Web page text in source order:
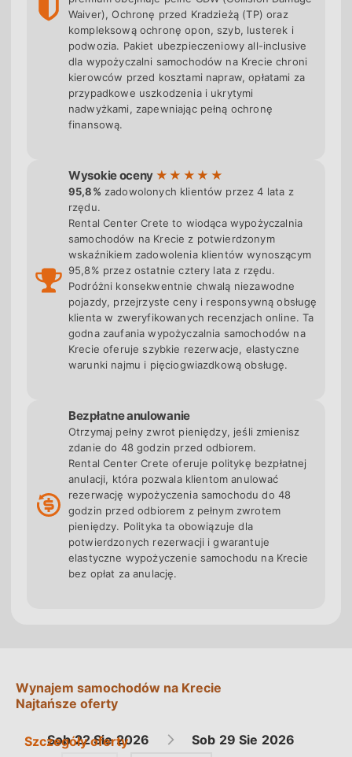
własnego auta. Skorzystaj z opcji „Zapłać później,
zarezerwuj teraz" - rezerwacja bez płatności z góry.
Rental Center Crete to lokalna wypożyczalnia z
siedzibą w Heraklionie - działamy nieprzerwanie
1975 roku(50+ lat doświadczenia), posiadamy
licencję Greckiej Organizacji Turystycznej (GNTO nr
pojazdówna całej Krecie: od ekonomicznych
hatchbacków (Toyota Aygo, Hyundai i10) przez auta
rodzinne (Skoda Octavia Automatyczna), SUV-y
(Nissan Qashqai, Toyota RAV4) po elektryczną Teslę
Model Y. Każda stawka zawiera pełne
ubezpieczenie, nielimitowany przebieg,
dodatkowego kierowcę gratis, fotelik dziecięcy i
pomoc drogową 24/7. W lipcu i sierpniu rezerwuj
60-90 dni wcześniej - automaty wyprzedają się jako
pierwsze.
karty debetowe; konkurencja standardowo blokuje
800-1200 €),zerowy udział własny w
ubezpieczeniu(brak dopłaty za szkody, CDW +
FDW + TP w cenie) orazgwarancja ceny finalnej
cena widoczna online to cena, którą płacisz przy
odbiorze, bez ukrytych opłat ani sprzedaży
dodatkowego ubezpieczenia w biurze. Rezerwacja
online po polsku, wsparcie 24/7 w 5 językach
(polski, angielski, niemiecki, francuski, włoski).
Waiver), Ochronę przed Kradzieżą (TP) oraz
kompleksową ochronę opon, szyb, lusterek i
podwozia. Pakiet ubezpieczeniowy all-inclusive
dla wypożyczalni samochodów na Krecie chroni
kierowców przed kosztami napraw, opłatami za
przypadkowe uszkodzenia i ukrytymi
nadwyżkami, zapewniając pełną ochronę
finansową.
Wysokie oceny
95,8% zadowolonych klientów przez 4 lata z
rzędu.
Rental Center Crete to wiodąca wypożyczalnia
samochodów na Krecie z potwierdzonym
wskaźnikiem zadowolenia klientów wynoszącym
95,8% przez ostatnie cztery lata z rzędu.
Podróżni konsekwentnie chwalą niezawodne
pojazdy, przejrzyste ceny i responsywną obsługę
klienta w zweryfikowanych recenzjach online. Ta
godna zaufania wypożyczalnia samochodów na
Krecie oferuje szybkie rezerwacje, elastyczne
warunki najmu i pięciogwiazdkową obsługę.
Bezpłatne anulowanie
Otrzymaj pełny zwrot pieniędzy, jeśli zmienisz
zdanie do 48 godzin przed odbiorem.
Rental Center Crete oferuje politykę bezpłatnej
anulacji, która pozwala klientom anulować
rezerwację wypożyczenia samochodu do 48
godzin przed odbiorem z pełnym zwrotem
pieniędzy. Polityka ta obowiązuje dla
potwierdzonych rezerwacji i gwarantuje
elastyczne wypożyczenie samochodu na Krecie
bez opłat za anulację.
Wynajem samochodów na Krecie
Najtańsze oferty
Sob 22 Sie 2026 Sob 29 Sie 2026
Szczegóły oferty